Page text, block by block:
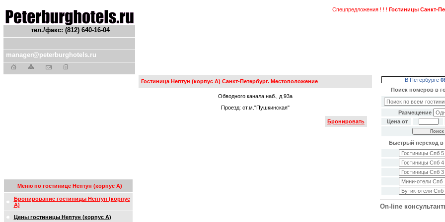
тел./факс: (812) 640-16-04
manager@peterburghotels.ru
Спецпредложения ! ! ! Гостиницы Санкт-
Меню по гостинице Нептун (корпус А)
Бронирование гостиницы Нептун (корпус
А)
Цены гостиницы Нептун (корпус А)
Гостиница Нептун (корпус А) Санкт-Петербург. Местоположение
Обводного канала наб., д.93а
Проезд: ст.м."Пушкинская"
Бронировать
В Петербурге
Поиск номеров в
Размещение
Цена от
Быстрый переход в
On-line